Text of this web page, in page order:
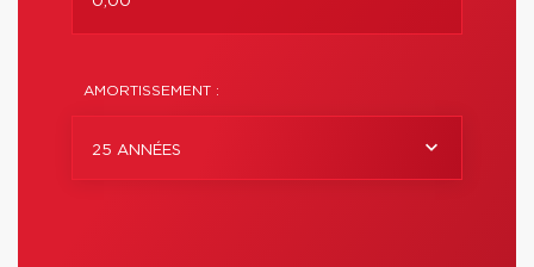
AMORTISSEMENT :
25 ANNÉES